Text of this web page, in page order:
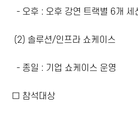
- 오후 : 오후 강연 트랙별 6개 세
(2) 솔루션/인프라 쇼케이스
- 종일 : 기업 쇼케이스 운영​
□ 참석대상